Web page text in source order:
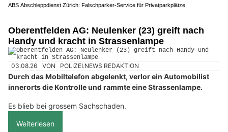
ABS Abschleppdienst Zürich: Falschparker-Service für Privatparkplätze
Oberentfelden AG: Neulenker (23) greift nach
Handy und kracht in Strassenlampe
03.08.26 VON POLIZEI.NEWS REDAKTION
Durch das Mobiltelefon abgelenkt, verlor ein Automobilist
innerorts die Kontrolle und rammte eine Strassenlampe.
Es blieb bei grossem Sachschaden.
Weiterlesen